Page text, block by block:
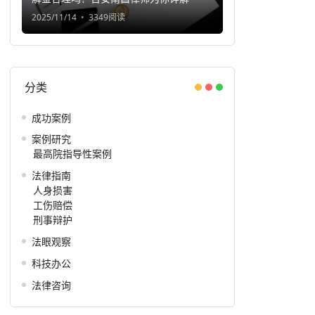
2025/11/14 3349阅读
分类
成功案例
案例研究
最高院指导性案例
法律指南
人身损害
工伤赔偿
刑事辩护
法眼观察
科技办公
法律咨询